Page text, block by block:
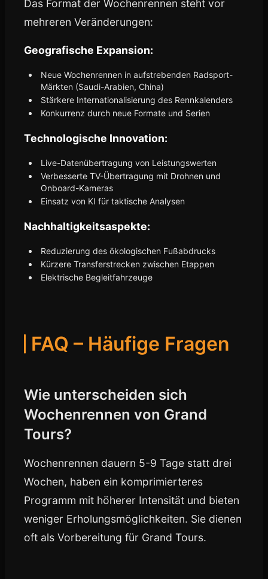
Das Format der Wochenrennen steht vor
mehreren Veränderungen:
Geografische Expansion:
Neue Wochenrennen in aufstrebenden Radsport-
Märkten (Saudi-Arabien, China)
Stärkere Internationalisierung des Rennkalenders
Konkurrenz durch neue Formate und Serien
Technologische Innovation:
Live-Datenübertragung von Leistungswerten
Verbesserte TV-Übertragung mit Drohnen und
Onboard-Kameras
Einsatz von KI für taktische Analysen
Nachhaltigkeitsaspekte:
Reduzierung des ökologischen Fußabdrucks
Kürzere Transferstrecken zwischen Etappen
Elektrische Begleitfahrzeuge
FAQ – Häufige Fragen
Wie unterscheiden sich
Wochenrennen von Grand
Tours?
Wochenrennen dauern 5-9 Tage statt drei
Wochen, haben ein komprimierteres
Programm mit höherer Intensität und bieten
weniger Erholungsmöglichkeiten. Sie dienen
oft als Vorbereitung für Grand Tours.